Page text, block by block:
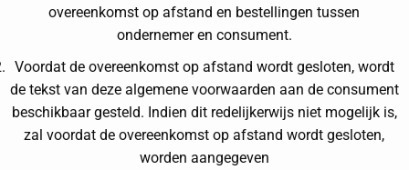
overeenkomst op afstand en bestellingen tussen
ondernemer en consument.
Voordat de overeenkomst op afstand wordt gesloten, wordt
de tekst van deze algemene voorwaarden aan de consument
beschikbaar gesteld. Indien dit redelijkerwijs niet mogelijk is,
zal voordat de overeenkomst op afstand wordt gesloten,
worden aangegeven